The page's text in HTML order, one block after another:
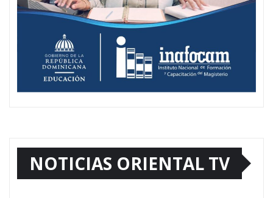
NOTICIAS ORIENTAL TV